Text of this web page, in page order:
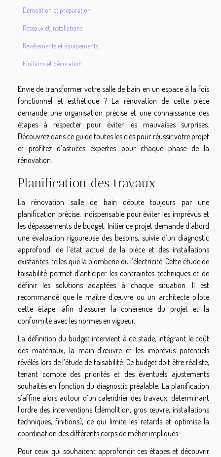
Démolition et préparation
Réseaux et installations
Revêtements et équipements
Finitions et décoration
Envie de transformer votre salle de bain en un espace à la fois
fonctionnel et esthétique ? La rénovation de cette pièce
demande une organisation précise et une connaissance des
étapes à respecter pour éviter les mauvaises surprises.
Découvrez dans ce guide toutes les clés pour réussir votre projet
et profitez d’astuces expertes pour chaque phase de la
rénovation.
Planification des travaux
La rénovation salle de bain débute toujours par une
planification précise, indispensable pour éviter les imprévus et
les dépassements de budget. Initier ce projet demande d’abord
une évaluation rigoureuse des besoins, suivie d’un diagnostic
approfondi de l’état actuel de la pièce et des installations
existantes, telles que la plomberie ou l’électricité. Cette étude de
faisabilité permet d’anticiper les contraintes techniques et de
définir les solutions adaptées à chaque situation. Il est
recommandé que le maître d’œuvre ou un architecte pilote
cette étape, afin d’assurer la cohérence du projet et la
conformité avec les normes en vigueur.
La définition du budget intervient à ce stade, intégrant le coût
des matériaux, la main-d’œuvre et les imprévus potentiels
révélés lors de l’étude de faisabilité. Ce budget doit être réaliste,
tenant compte des priorités et des éventuels ajustements
souhaités en fonction du diagnostic préalable. La planification
s’affine alors autour d’un calendrier des travaux, déterminant
l’ordre des interventions (démolition, gros œuvre, installations
techniques, finitions), ce qui limite les retards et optimise la
coordination des différents corps de métier impliqués.
Pour ceux qui souhaitent approfondir ces étapes et découvrir